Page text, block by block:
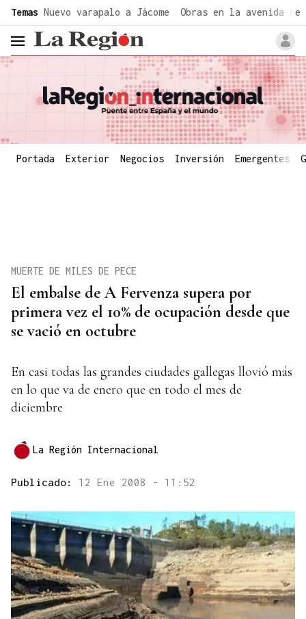
Temas Nuevo varapalo a Jácome Obras en la avenida de
header.menu.open
Portada Exterior Negocios Inversión Emergentes
El embalse de A Fervenza supera por
primera vez el 10% de ocupación desde que
se vació en octubre
MUERTE DE MILES DE PECE
En casi todas las grandes ciudades gallegas llovió más
en lo que va de enero que en todo el mes de
diciembre
La Región Internacional
Publicado: 12 Ene 2008 - 11:52